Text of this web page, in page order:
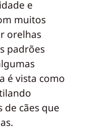
e
muitos
orelhas
padrões
é vista como
cães que